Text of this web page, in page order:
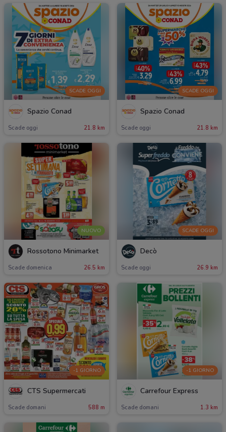
SCADE OGGI
Spazio Conad
Scade oggi 21.8 km
SCADE OGGI
Spazio Conad
Scade oggi 21.8 km
NUOVO
Rossotono Minimarket
Scade domenica 26.5 km
SCADE OGGI
Decò
Scade oggi 26.9 km
-1 GIORNO
CTS Supermercati
Scade domani 588 m
-1 GIORNO
Carrefour Express
Scade domani 1.3 km